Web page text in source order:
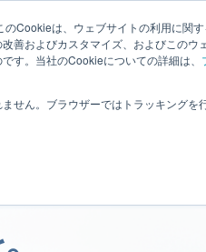
Cookieは、ウェブサイトの利用に関
善およびカスタマイズ、およびこのウ
す。当社のCookieについての詳細は、
せん。ブラウザーではトラッキングを
能一覧 導入事例 動作環境